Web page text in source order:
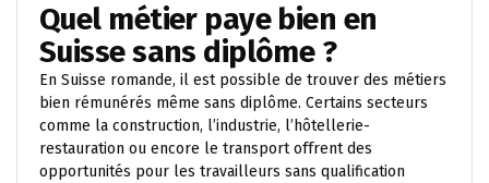
Quel métier paye bien en
Suisse sans diplôme ?
En Suisse romande, il est possible de trouver des métiers
bien rémunérés même sans diplôme. Certains secteurs
comme la construction, l’industrie, l’hôtellerie-
restauration ou encore le transport offrent des
opportunités pour les travailleurs sans qualification